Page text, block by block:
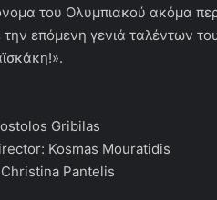
του Ολυμπιακού ακόμα
επόμενη γενιά ταλέντων
Gribilas
Kosmas Mouratidis
Pantelis